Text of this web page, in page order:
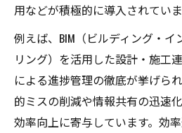
用などが積極的に導入されていま
例えば、BIM（ビルディング・
リング）を活用した設計・施工
による進捗管理の徹底が挙げら
的ミスの削減や情報共有の迅速
効率向上に寄与しています。効